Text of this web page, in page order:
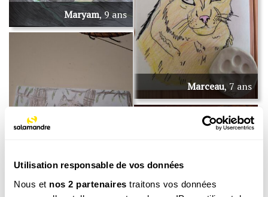
Utilisation responsable de vos données
Nous et nos 2 partenaires traitons vos données
Marceau, 7 ans
Maryam, 9 ans
Roxane, 11 ans